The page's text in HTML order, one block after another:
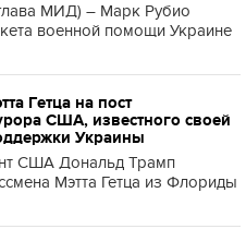
МИД) – Марк Рубио
военной помощи Украине
Гетца на пост
США, известного своей
Украины
США Дональд Трамп
Мэтта Гетца из Флориды